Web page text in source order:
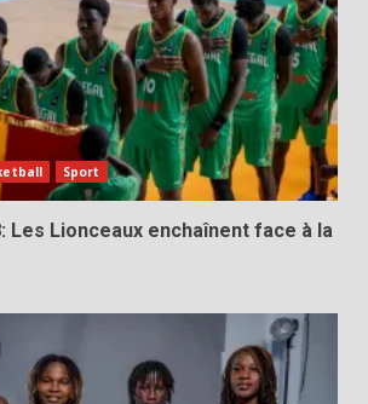
Sport
Les Lionceaux enchaînent face à la